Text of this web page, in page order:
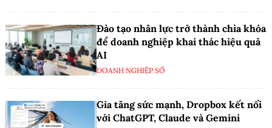
Đào tạo nhân lực trở thành chìa khóa
để doanh nghiệp khai thác hiệu quả
AI
DOANH NGHIỆP SỐ
Gia tăng sức mạnh, Dropbox kết nối
với ChatGPT, Claude và Gemini